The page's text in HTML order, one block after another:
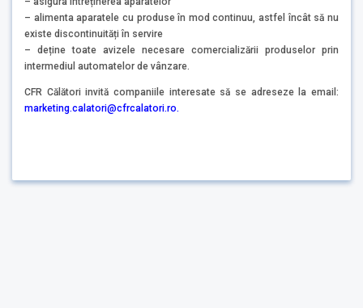
– alimenta aparatele cu produse în mod continuu, astfel încât să nu
existe discontinuități în servire
– deține toate avizele necesare comercializării produselor prin
intermediul automatelor de vânzare.
CFR Călători invită companiile interesate să se adreseze la email:
marketing.calatori@cfrcalatori.ro.